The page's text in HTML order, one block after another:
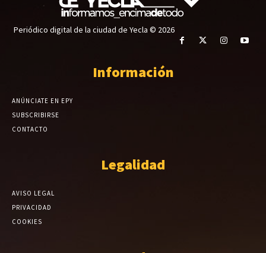
Periódico digital de la ciudad de Yecla © 2026
Información
ANÚNCIATE EN EPY
SUBSCRIBIRSE
CONTACTO
Legalidad
AVISO LEGAL
PRIVACIDAD
COOKIES